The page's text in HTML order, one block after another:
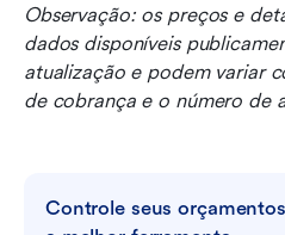
Observação: os preços e
dados disponíveis
atualização e podem variar
de cobrança e o número de
Controle seus